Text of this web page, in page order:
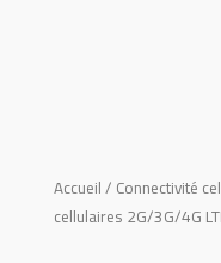
Accueil / Connectivité
cellulaires 2G/3G/4G